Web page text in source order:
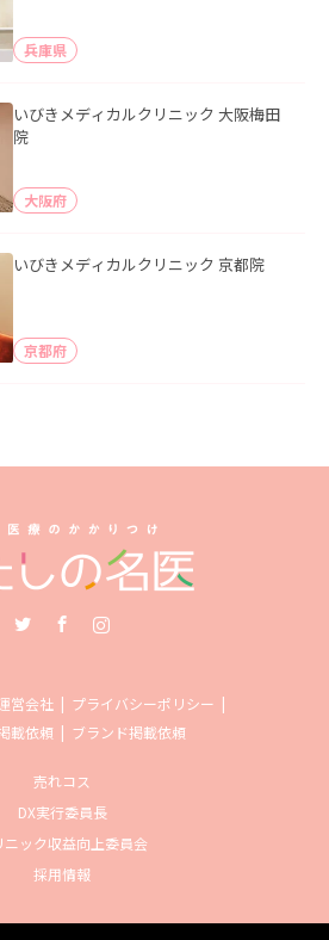
兵庫県
いびきメディカルクリニック 大阪梅田
院
大阪府
いびきメディカルクリニック 京都院
京都府
営会社
プライバシーポリシー
載依頼
ブランド掲載依頼
売れコス
DX実行委員長
ニック収益向上委員会
採用情報